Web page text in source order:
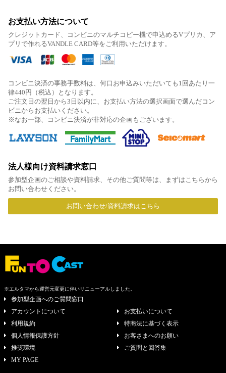
お支払い方法について
クレジットカード、コンビニのマルチコピー機で申込めるVプリカ、ア
プリで作れるVANDLE CARD等をご利用いただけます。
コンビニ決済の事務手数料は、何口お申込みいただいても1回あたり一
律440円（税込）となります。
ご注文日の翌日から3日以内に、お支払い方法の選択画面で選んだコン
ビニからお支払いください。
※なお一部、コンビニ決済が非対応の企画もございます。
法人様向け資料請求窓口
参加型企画のご相談や資料請求、その他ご質問等は、まずはこちらから
お問い合わせください。
お問い合わせ/資料請求はこちら
※エルタマから運営元変更に伴いリニューアルしました。
参加型企画へのご質問窓口
アカウントについて
お支払いについて
利用規約
特商法に基づく表示
個人情報保護方針
お客さまへのお願い
推奨環境
ご質問と回答集
MY PAGE